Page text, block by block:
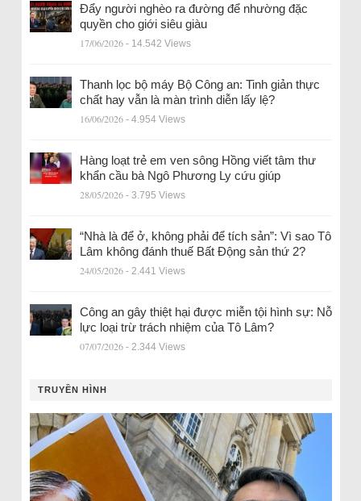
Đẩy người nghèo ra đường để nhường đặc
quyền cho giới siêu giàu
17/06/2026 - 14.542 Views
Thanh lọc bộ máy Bộ Công an: Tinh giản thực
chất hay vẫn là màn trình diễn lấy lệ?
16/06/2026 - 4.954 Views
Hàng loạt trẻ em ven sông Hồng viết tâm thư
khẩn cầu bà Ngô Phương Ly cứu giúp
28/05/2026 - 3.795 Views
“Nhà là để ở, không phải để tích sản”: Vì sao Tô
Lâm không đánh thuế Bất Động sản thứ 2?
24/05/2026 - 2.441 Views
Công an gây thiệt hại được miễn tội hình sự: Nỗ
lực loại trừ trách nhiệm của Tô Lâm?
07/07/2026 - 2.344 Views
TRUYỀN HÌNH